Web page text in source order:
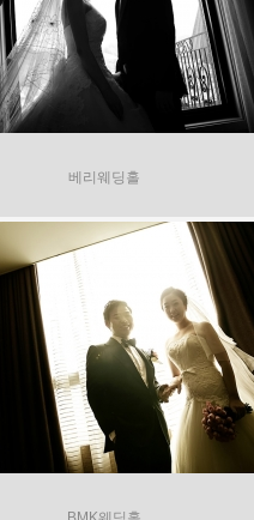
베리웨딩홀